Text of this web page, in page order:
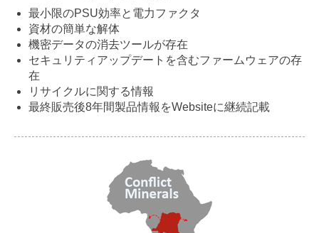
最小限のPSU効率と電力ファクタ
資材の簡単な解体
機密データの消去ツールが存在
セキュリティアップデートを含むファームウェアの存
在
リサイクルに関する情報
最終販売後8年間製品情報をWebsiteに継続記載